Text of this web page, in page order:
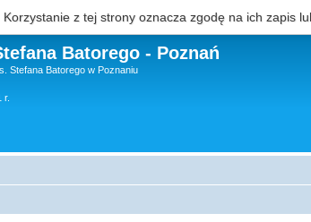
Batorego - Poznań
Stefana Batorego w Poznaniu
r.
Korzystanie z tej strony oznacza zgodę na ich zapis